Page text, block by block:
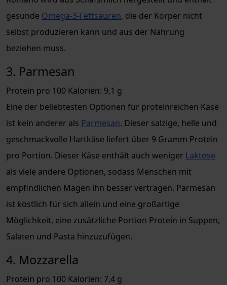
gesunde Omega-3-Fettsäuren, die der Körper nicht
selbst produzieren kann und aus der Nahrung
beziehen muss.
3. Parmesan
Protein pro 100 Kalorien: 9,1 g
Eine der beliebtesten Optionen für proteinreichen Käse
ist kein anderer als Parmesan. Dieser salzige, helle und
geschmackvolle Hartkäse liefert über 9 Gramm Protein
pro Portion. Dieser Käse enthält auch weniger Laktose
als viele andere Optionen, sodass Menschen mit
empfindlichen Mägen ihn besser vertragen. Parmesan
ist köstlich für sich allein und eine großartige
Möglichkeit, eine zusätzliche Portion Protein in Suppen,
Salaten und Pasta hinzuzufügen.
4. Mozzarella
Protein pro 100 Kalorien: 7,4 g